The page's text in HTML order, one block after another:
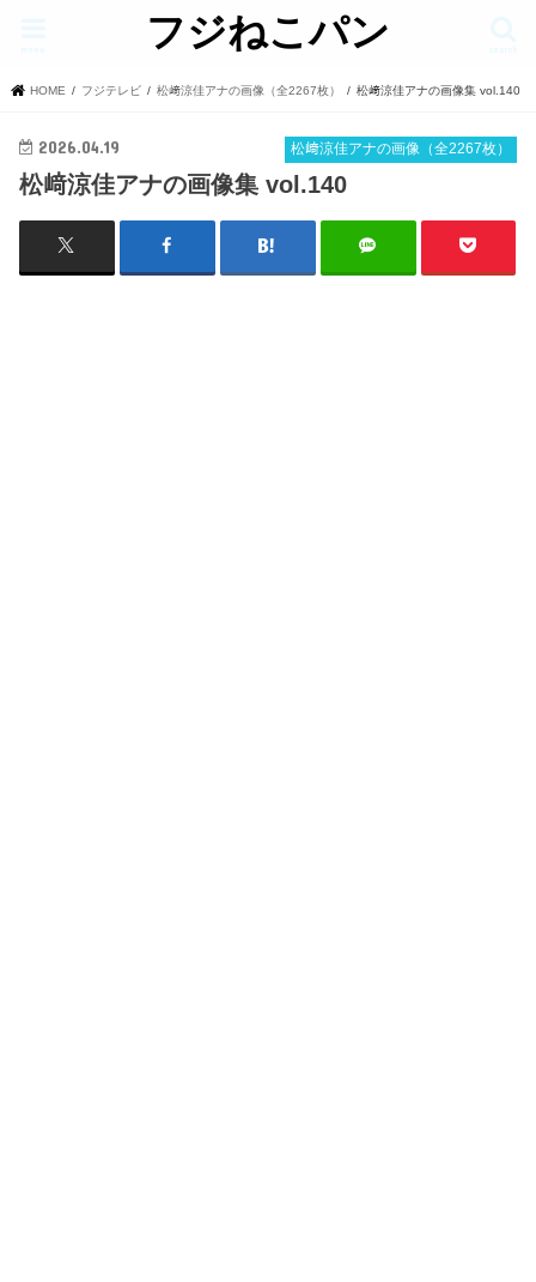
フジねこパン
HOME フジテレビ 松﨑涼佳アナの画像（全2267枚） 松﨑涼佳アナの画像集 vol.140
松﨑涼佳アナの画像（全2267枚）
2026.04.19
松﨑涼佳アナの画像集 vol.140